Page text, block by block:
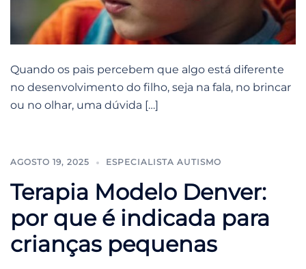
Quando os pais percebem que algo está diferente
no desenvolvimento do filho, seja na fala, no brincar
ou no olhar, uma dúvida […]
AGOSTO 19, 2025 ESPECIALISTA AUTISMO
Terapia Modelo Denver:
por que é indicada para
crianças pequenas